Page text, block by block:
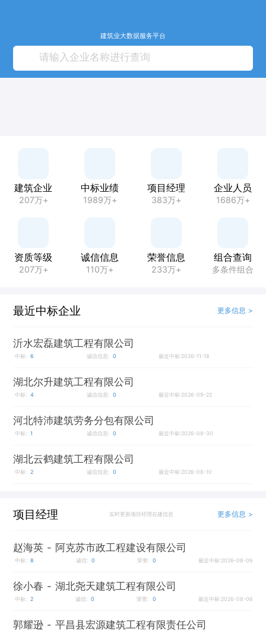
建筑业大数据服务平台
建筑企业
207万+
中标业绩
1989万+
项目经理
383万+
企业人员
1686万+
资质等级
207万+
诚信信息
110万+
荣誉信息
233万+
组合查询
多条件组合
最近中标企业 更多信息 >
沂水宏磊建筑工程有限公司
中标: 6 诚信信息: 0 最近中标:2026-11-18
湖北尔升建筑工程有限公司
中标: 4 诚信信息: 0 最近中标:2026-09-22
河北特沛建筑劳务分包有限公司
中标: 1 诚信信息: 0 最近中标:2026-08-30
湖北云鹤建筑工程有限公司
中标: 2 诚信信息: 0 最近中标:2026-08-10
项目经理 实时更新项目经理在建信息 更多信息 >
赵海英 - 阿克苏市政工程建设有限公司
中标: 8 诚信: 0 荣誉: 0 最近中标:2026-08-06
徐小春 - 湖北尧天建筑工程有限公司
中标: 2 诚信: 0 荣誉: 0 最近中标:2026-08-06
郭耀逊 - 平昌县宏源建筑工程有限责任公司